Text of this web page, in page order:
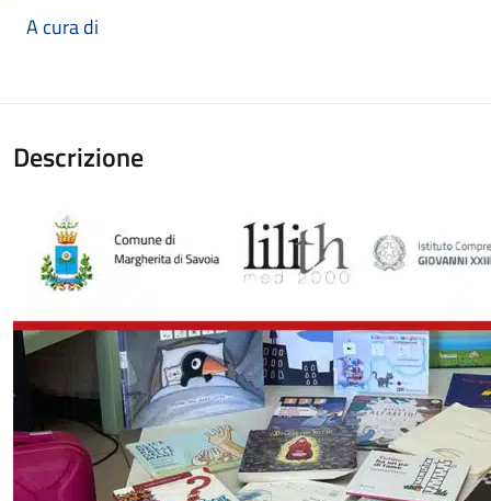
A cura di
Descrizione